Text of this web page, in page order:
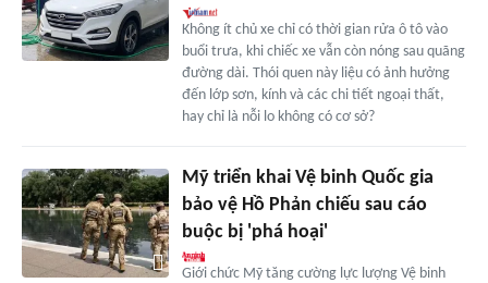
Không ít chủ xe chỉ có thời gian rửa ô tô vào
buổi trưa, khi chiếc xe vẫn còn nóng sau quãng
đường dài. Thói quen này liệu có ảnh hưởng
đến lớp sơn, kính và các chi tiết ngoại thất,
hay chỉ là nỗi lo không có cơ sở?
Mỹ triển khai Vệ binh Quốc gia
bảo vệ Hồ Phản chiếu sau cáo
buộc bị 'phá hoại'
Giới chức Mỹ tăng cường lực lượng Vệ binh